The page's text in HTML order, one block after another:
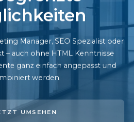
Manager, SEO Spezialist oder
– auch ohne HTML Kenntnisse
ganz einfach angepasst und
werden.
UMSEHEN